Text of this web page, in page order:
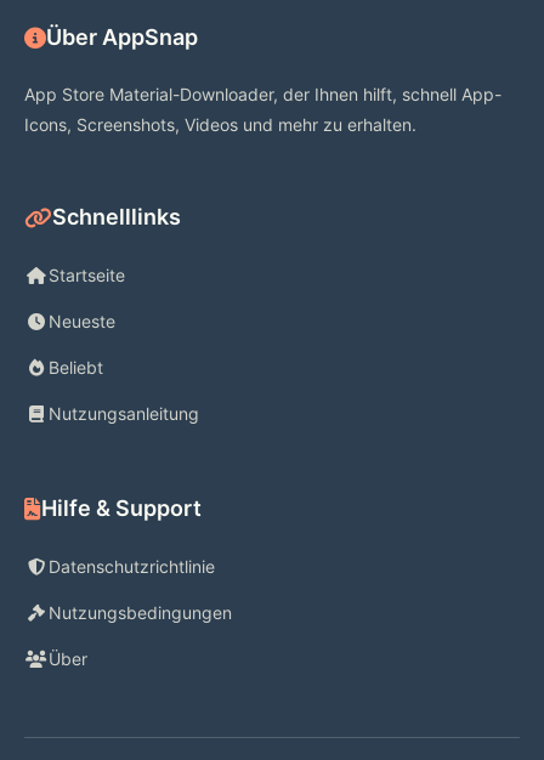
Über AppSnap
App Store Material-Downloader, der Ihnen hilft, schnell App-
Icons, Screenshots, Videos und mehr zu erhalten.
Schnelllinks
Startseite
Neueste
Beliebt
Nutzungsanleitung
Hilfe & Support
Datenschutzrichtlinie
Nutzungsbedingungen
Über